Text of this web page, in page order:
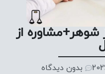
از
بدون دیدگاه